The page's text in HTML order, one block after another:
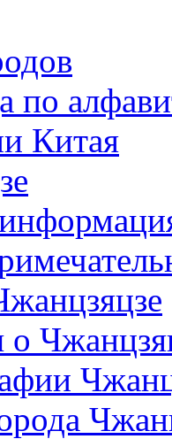
по
Китая